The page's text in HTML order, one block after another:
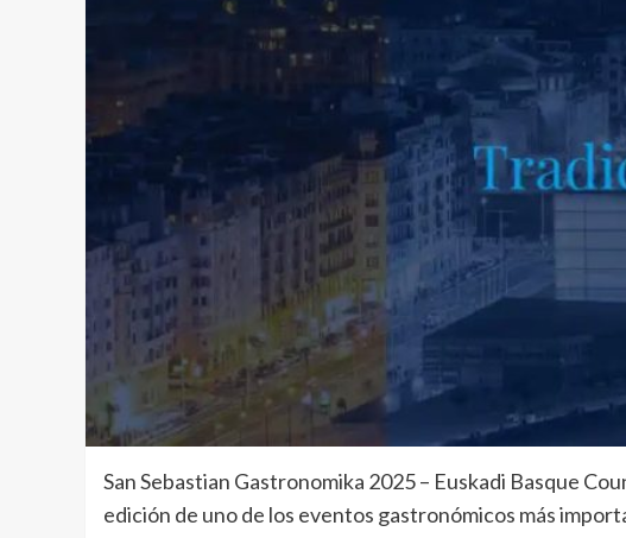
San Sebastian Gastronomika 2025 – Euskadi Basque
edición de uno de los eventos gastronómicos más